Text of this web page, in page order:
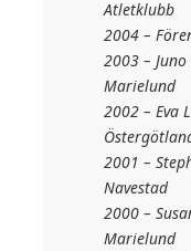
Atletklubb
2004 –
2003 –
Marielund
2002 – Eva
2001 –
Navestad
2000 –
Marielund